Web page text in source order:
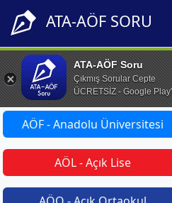
ATA-AÖF SORU
ATA-AÖF Soru
Çıkmış Sorular Cepte
ÜCRETSİZ - Google
AÖF - Anadolu Üniversitesi
AÖL - Açık Lise